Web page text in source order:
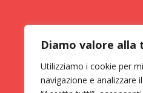
Diamo valore alla
Utilizziamo i cookie per
navigazione e analizzare